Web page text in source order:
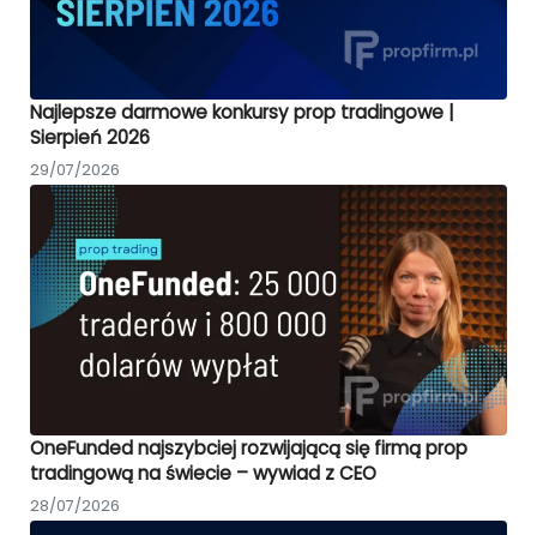
Najlepsze darmowe konkursy prop tradingowe |
Sierpień 2026
29/07/2026
OneFunded najszybciej rozwijającą się firmą prop
tradingową na świecie – wywiad z CEO
28/07/2026